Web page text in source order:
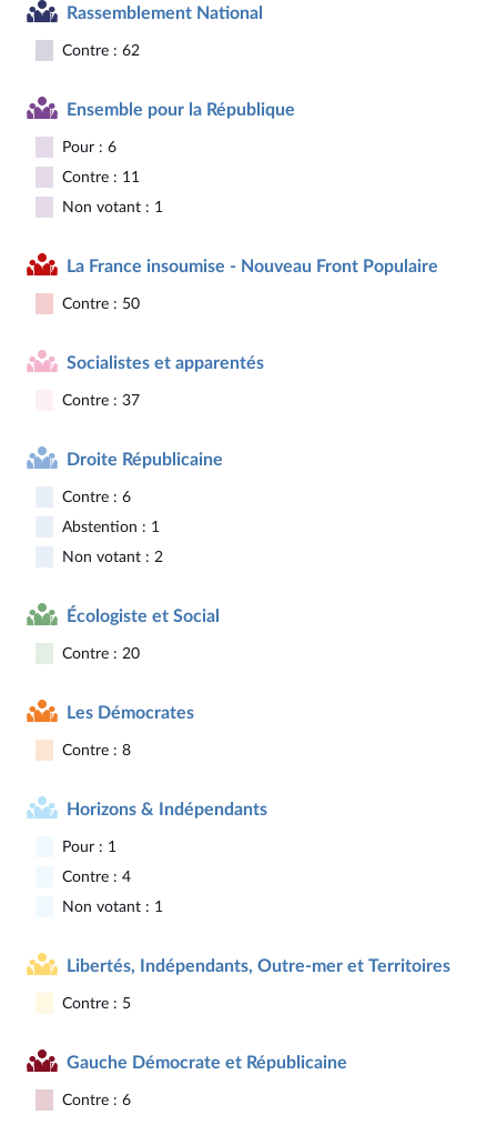
Rassemblement National
Contre : 62
Ensemble pour la République
Pour : 6
Contre : 11
Non votant : 1
La France insoumise - Nouveau Front Populaire
Contre : 50
Socialistes et apparentés
Contre : 37
Droite Républicaine
Contre : 6
Abstention : 1
Non votant : 2
Écologiste et Social
Contre : 20
Les Démocrates
Contre : 8
Horizons & Indépendants
Pour : 1
Contre : 4
Non votant : 1
Libertés, Indépendants, Outre-mer et Territoires
Contre : 5
Gauche Démocrate et Républicaine
Contre : 6